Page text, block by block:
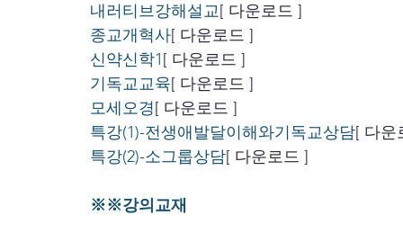
내러티브강해설교[ 다운로드 ]
종교개혁사[ 다운로드 ]
신약신학1[ 다운로드 ]
기독교교육[ 다운로드 ]
모세오경[ 다운로드 ]
특강(1)-전생애발달이해와기독교상담[ 다운
특강(2)-소그룹상담[ 다운로드 ]
※※강의교재